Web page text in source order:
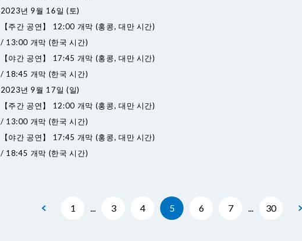
2023년 9월 16일 (토)
【주간 공연】 12:00 개막 (홍콩, 대만 시간)
/ 13:00 개막 (한국 시간)
【야간 공연】 17:45 개막 (홍콩, 대만 시간)
/ 18:45 개막 (한국 시간)
2023년 9월 17일 (일)
【주간 공연】 12:00 개막 (홍콩, 대만 시간)
/ 13:00 개막 (한국 시간)
【야간 공연】 17:45 개막 (홍콩, 대만 시간)
/ 18:45 개막 (한국 시간)
1 ... 3 4 5 6 7 ... 30